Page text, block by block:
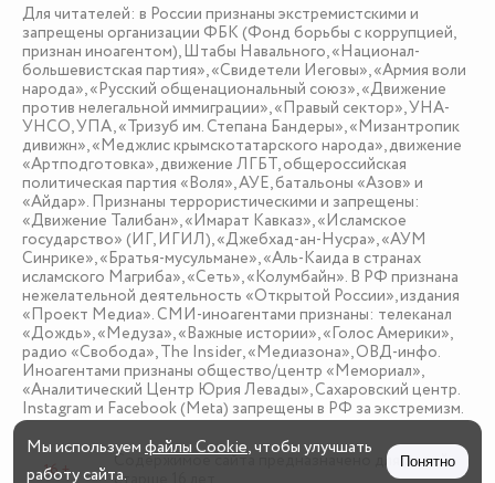
Для читателей: в России признаны экстремистскими и
запрещены организации ФБК (Фонд борьбы с коррупцией,
признан иноагентом), Штабы Навального, «Национал-
большевистская партия», «Свидетели Иеговы», «Армия воли
народа», «Русский общенациональный союз», «Движение
против нелегальной иммиграции», «Правый сектор», УНА-
УНСО, УПА, «Тризуб им. Степана Бандеры», «Мизантропик
дивижн», «Меджлис крымскотатарского народа», движение
«Артподготовка», движение ЛГБТ, общероссийская
политическая партия «Воля», АУЕ, батальоны «Азов» и
«Айдар». Признаны террористическими и запрещены:
«Движение Талибан», «Имарат Кавказ», «Исламское
государство» (ИГ, ИГИЛ), «Джебхад-ан-Нусра», «АУМ
Синрике», «Братья-мусульмане», «Аль-Каида в странах
исламского Магриба», «Сеть», «Колумбайн». В РФ признана
нежелательной деятельность «Открытой России», издания
«Проект Медиа». СМИ-иноагентами признаны: телеканал
«Дождь», «Медуза», «Важные истории», «Голос Америки»,
радио «Свобода», The Insider, «Медиазона», ОВД-инфо.
Иноагентами признаны общество/центр «Мемориал»,
«Аналитический Центр Юрия Левады», Сахаровский центр.
Instagram и Facebook (Metа) запрещены в РФ за экстремизм.
16 +
Содержимое сайта предназначено для детей
Мы используемфайлы Cookie, чтобы улучшать
работу сайта.
Понятно